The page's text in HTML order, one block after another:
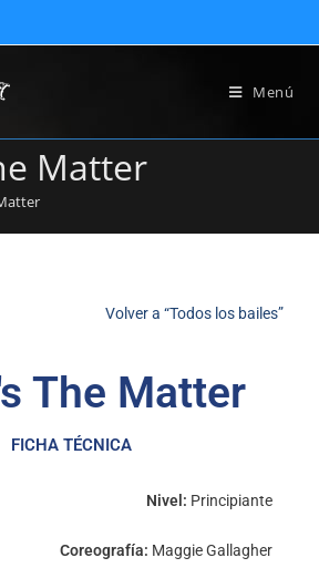
Menú
Matter
Volver a “Todos los bailes”
The Matter
FICHA TÉCNICA
Nivel: Principiante
Coreografía: Maggie Gallagher